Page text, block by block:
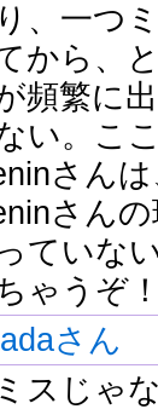
、一つ
から、
頻繁に
い。こ
さん
さん
ていな
ゃうぞ！
さん
スじゃ